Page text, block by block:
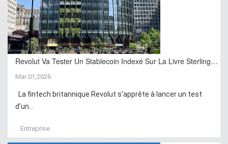
Revolut Va Tester Un Stablecoin Indexé Sur La Livre Sterling…
Mar 01,2026
La fintech britannique Revolut s’apprête à lancer un test
d’un...
Entreprise